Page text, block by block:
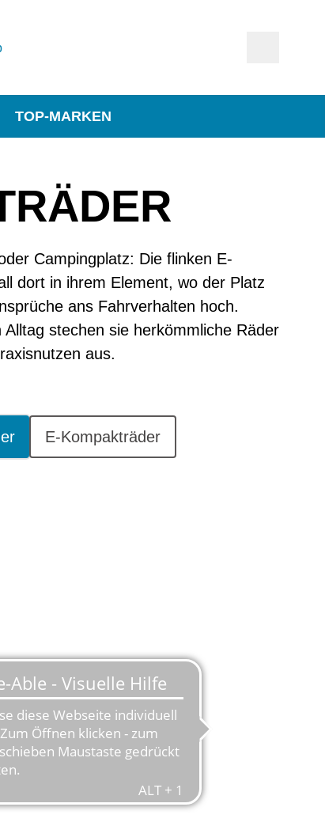
TOP-MARKEN
Campingplatz: Die flinken E-
dort in ihrem Element, wo der Platz
ans Fahrverhalten hoch.
stechen sie herkömmliche Räder
aus.
E-Kompakträder